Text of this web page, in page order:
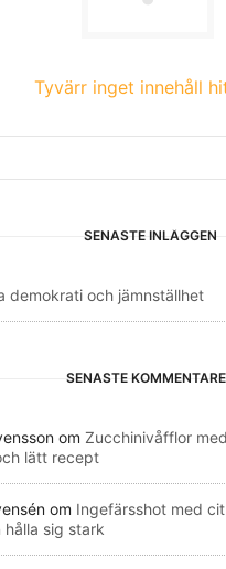
Tyvärr inget innehåll
SENASTE INLÄGGEN
demokrati och jämnställhet
SENASTE
om Zucchinivåfflor
lätt recept
om Ingefärsshot med
hålla sig stark